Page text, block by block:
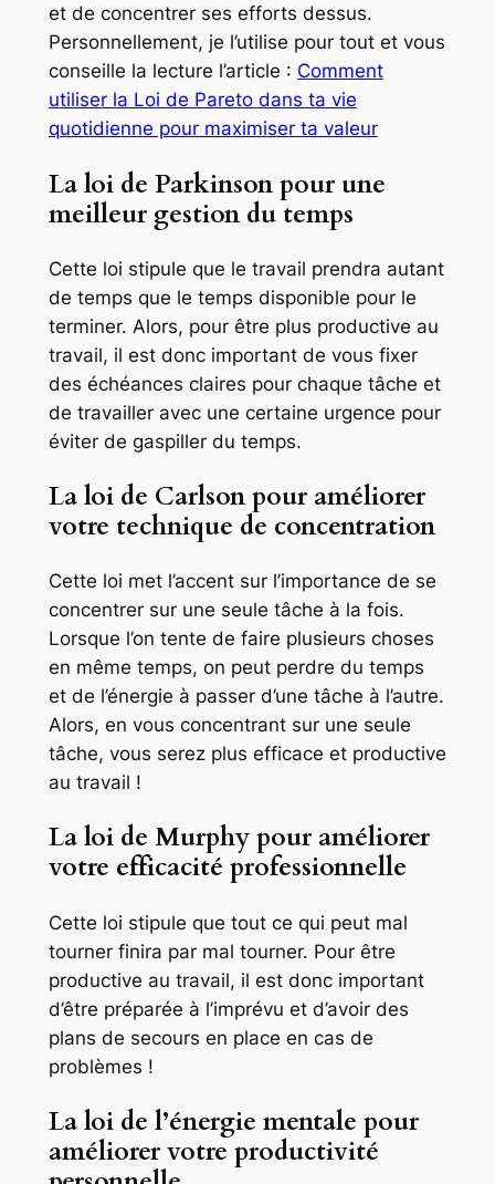
et de concentrer ses efforts dessus.
Personnellement, je l’utilise pour tout et vous
conseille la lecture l’article : Comment
utiliser la Loi de Pareto dans ta vie
quotidienne pour maximiser ta valeur
La loi de Parkinson pour une
meilleur gestion du temps
Cette loi stipule que le travail prendra autant
de temps que le temps disponible pour le
terminer. Alors, pour être plus productive au
travail, il est donc important de vous fixer
des échéances claires pour chaque tâche et
de travailler avec une certaine urgence pour
éviter de gaspiller du temps.
La loi de Carlson pour améliorer
votre technique de concentration
Cette loi met l’accent sur l’importance de se
concentrer sur une seule tâche à la fois.
Lorsque l’on tente de faire plusieurs choses
en même temps, on peut perdre du temps
et de l’énergie à passer d’une tâche à l’autre.
Alors, en vous concentrant sur une seule
tâche, vous serez plus efficace et productive
au travail !
La loi de Murphy pour améliorer
votre efficacité professionnelle
Cette loi stipule que tout ce qui peut mal
tourner finira par mal tourner. Pour être
productive au travail, il est donc important
d’être préparée à l’imprévu et d’avoir des
plans de secours en place en cas de
problèmes !
La loi de l’énergie mentale pour
améliorer votre productivité